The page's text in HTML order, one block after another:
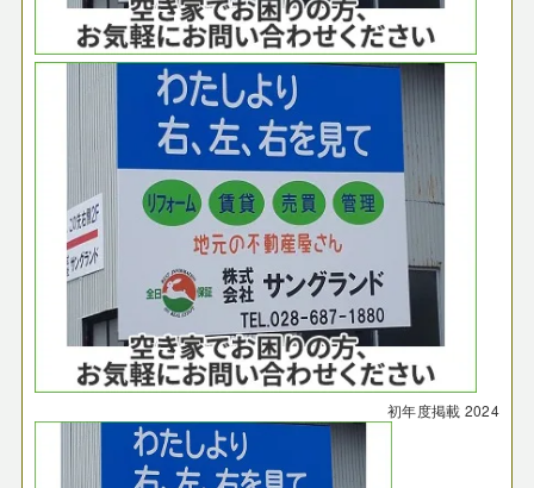
初年度掲載 2024